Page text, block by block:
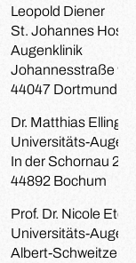
Leopold Diener
St. Johannes
Augenklinik
Johannesstraße 9-
44047 Dortmund
Dr. Matthias Elling
Universitäts-
In der Schornau
44892 Bochum
Prof. Dr. Nicole Eter
Universitäts-
Albert-Schweitzer-